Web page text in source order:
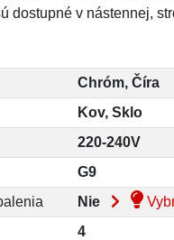
dostupné v nástennej,
Chróm, Číra
Kov, Sklo
220-240V
G9
Nie
4